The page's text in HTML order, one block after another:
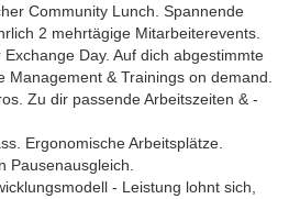
Community Lunch. Spannende
2 mehrtägige Mitarbeiterevents.
Day. Auf dich abgestimmte
Management & Trainings on demand.
Zu dir passende Arbeitszeiten & -
Ergonomische Arbeitsplätze.
Pausenausgleich.
- Leistung lohnt sich,